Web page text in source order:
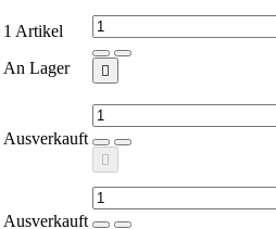
1 Artikel
An Lager

Ausverkauft

Ausverkauft